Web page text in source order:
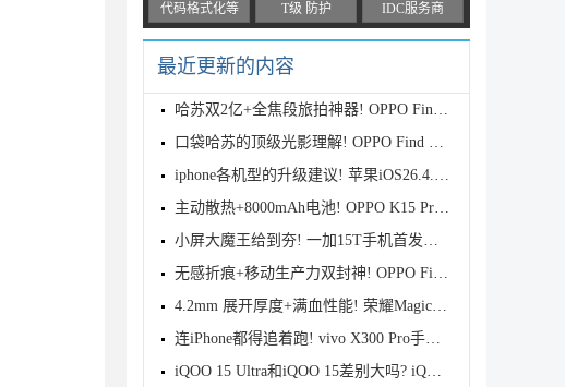
代码格式化等 T级 防护 IDC服务商
最近更新的内容
哈苏双2亿+全焦段旅拍神器! OPPO Find X9s Pro首发全
口袋哈苏的顶级光影理解! OPPO Find X9 Ultra首发评测
iphone各机型的升级建议! 苹果iOS26.4.1正式版续航测
主动散热+8000mAh电池! OPPO K15 Pro首发评测
小屏大魔王给到夯! 一加15T手机首发测评
无感折痕+移动生产力双封神! OPPO Find N6首发测评
4.2mm 展开厚度+满血性能! 荣耀Magic V6首发测评
连iPhone都得追着跑! vivo X300 Pro手机首发评测
iQOO 15 Ultra和iQOO 15差别大吗? iQOO 15/Ultra区别